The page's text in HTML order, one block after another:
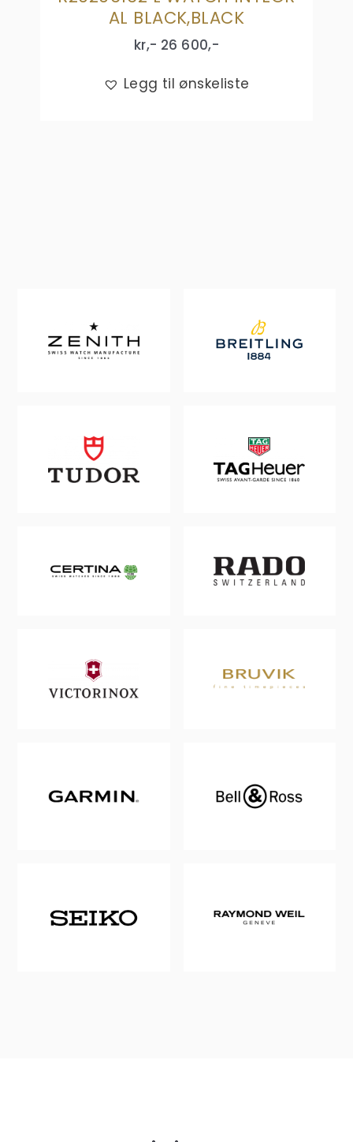
AL BLACK,BLACK
kr,- 26 600,-
Legg til ønskeliste